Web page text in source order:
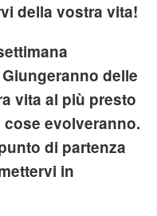
della vostra vita!
delle
vita al più presto
evolveranno.
di partenza
in